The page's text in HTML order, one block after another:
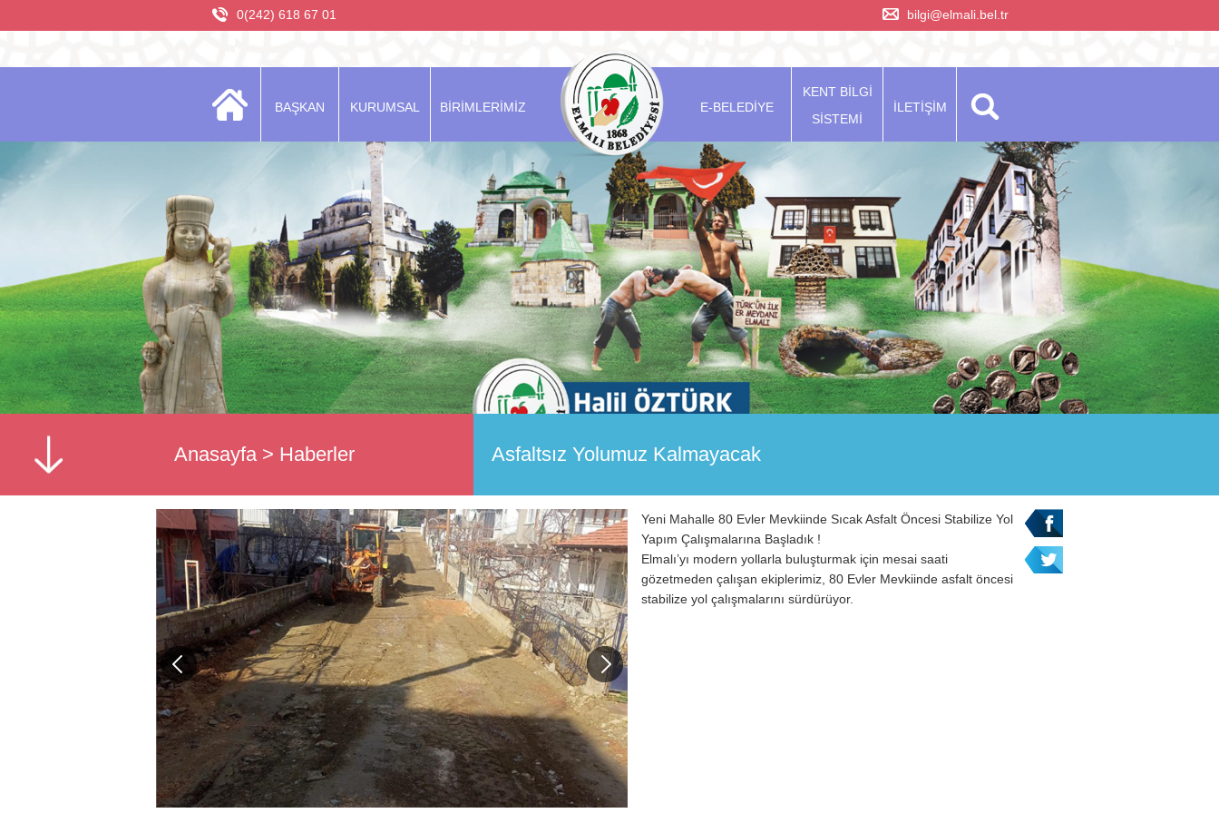
0(242) 618 67 01 bilgi@elmali.bel.tr
BAŞKAN KURUMSAL BİRİMLERİMİZ E-BELEDİYE
KENT BİLGİ
SİSTEMİ
İLETİŞİM
Anasayfa> Haberler Asfaltsız Yolumuz Kalmayacak
Next
Yeni Mahalle 80 Evler Mevkiinde Sıcak Asfalt Öncesi Stabilize Yol
Yapım Çalışmalarına Başladık !
Elmalı’yı modern yollarla buluşturmak için mesai saati
gözetmeden çalışan ekiplerimiz, 80 Evler Mevkiinde asfalt öncesi
stabilize yol çalışmalarını sürdürüyor.